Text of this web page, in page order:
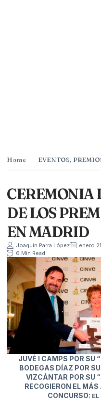
Home EVENTOS,
CEREMONIA
DE LOS
EN MADRID
Joaquín Parra López enero
6 Min Read
JUVÉ I CAMPS POR SU
BODEGAS DÍAZ POR
VIZCÁNTAR POR SU
RECOGIERON EL
CONCURSO: